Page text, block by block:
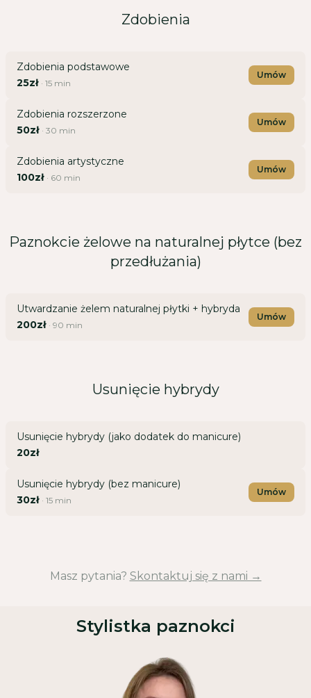
Zdobienia
Zdobienia podstawowe
25zł · 15 min
Umów
Zdobienia rozszerzone
50zł · 30 min
Umów
Zdobienia artystyczne
100zł · 60 min
Umów
Paznokcie żelowe na naturalnej płytce (bez
przedłużania)
Utwardzanie żelem naturalnej płytki + hybryda
200zł · 90 min
Umów
Usunięcie hybrydy
Usunięcie hybrydy (jako dodatek do manicure)
20zł
Usunięcie hybrydy (bez manicure)
30zł · 15 min
Umów
Masz pytania? Skontaktuj się z nami →
Stylistka paznokci